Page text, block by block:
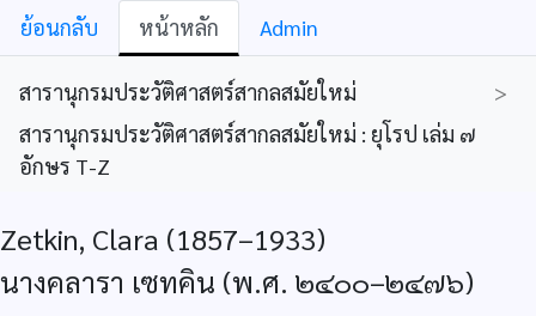
ย้อนกลับ หน้าหลัก Admin
สารานุกรมประวัติศาสตร์สากลสมัยใหม่
>
สารานุกรมประวัติศาสตร์สากลสมัยใหม่ : ยุโรป เล่ม ๗
อักษร T-Z
Zetkin, Clara (1857–1933)
นางคลารา เซทคิน (พ.ศ. ๒๔๐๐–๒๔๗๖)